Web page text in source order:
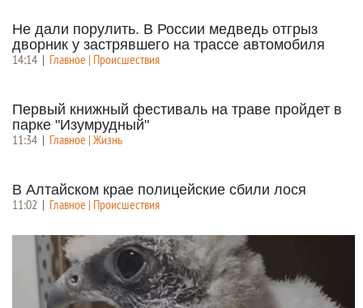
Не дали порулить. В России медведь отгрыз
дворник у застрявшего на трассе автомобиля
14:14 | Главное | Происшествия
Первый книжный фестиваль на траве пройдет в
парке "Изумрудный"
11:34 | Главное | Жизнь
В Алтайском крае полицейские сбили лося
11:02 | Главное | Происшествия